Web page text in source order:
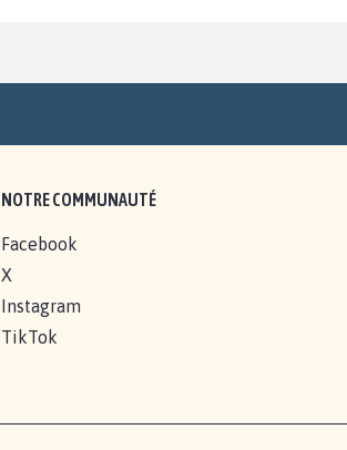
NOTRE COMMUNAUTÉ
Facebook
X
Instagram
TikTok